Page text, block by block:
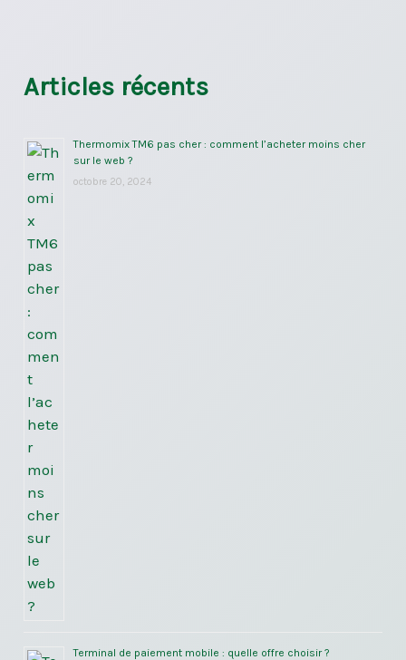
Articles récents
Thermomix TM6 pas cher : comment l’acheter moins cher
sur le web ?
octobre 20, 2024
Terminal de paiement mobile : quelle offre choisir ?